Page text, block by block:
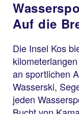
Auf die
Die Insel Kos
an sportlichen
Wasserski,
jeden